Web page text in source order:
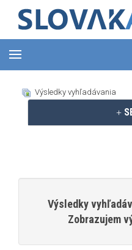
Výsledky vyhľadávania
Výsledky
Zobrazujem